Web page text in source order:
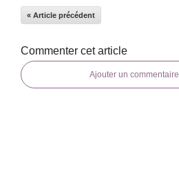
« Article précédent
Commenter cet article
Ajouter un commentaire